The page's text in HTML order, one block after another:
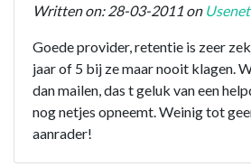
Written on: 28-03-2011 on
Goede provider, retentie is zeer
jaar of 5 bij ze maar nooit klagen.
dan mailen, das t geluk van een
nog netjes opneemt. Weinig tot
aanrader!